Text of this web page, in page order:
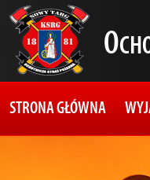
O
STRONA GŁÓWNA